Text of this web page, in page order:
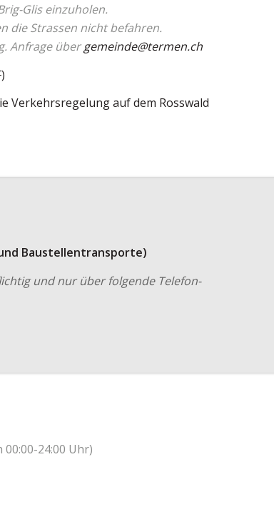
Glis einzuholen.
die Strassen nicht befahren.
Anfrage übergemeinde@termen.ch
Verkehrsregelung auf dem Rosswald
Baustellentransporte)
und nur über folgende Telefon-
00:00-24:00 Uhr)